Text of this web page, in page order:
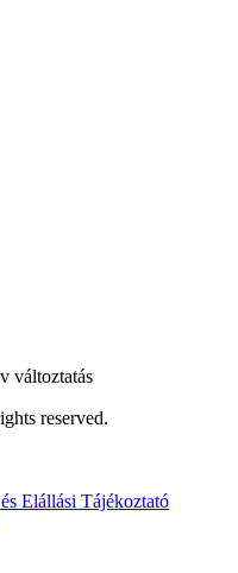
változtatás
reserved.
Elállási Tájékoztató